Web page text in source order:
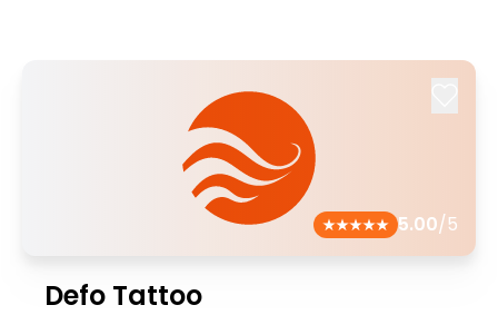
5.00/5
Defo Tattoo